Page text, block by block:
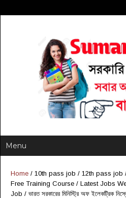
Home / 10th pass job / 12th pass job
Free Training Course / Latest Jobs
Job / ভারত সরকারের মিনিস্ট্রি অফ ইলেকট্রিক